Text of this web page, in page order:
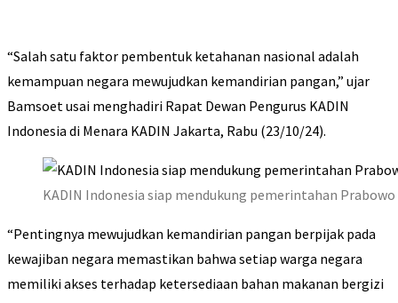
“Salah satu faktor pembentuk ketahanan nasional adalah
kemampuan negara mewujudkan kemandirian pangan,” ujar
Bamsoet usai menghadiri Rapat Dewan Pengurus KADIN
Indonesia di Menara KADIN Jakarta, Rabu (23/10/24).
KADIN Indonesia siap mendukung pemerintahan
“Pentingnya mewujudkan kemandirian pangan berpijak pada
kewajiban negara memastikan bahwa setiap warga negara
memiliki akses terhadap ketersediaan bahan makanan bergizi